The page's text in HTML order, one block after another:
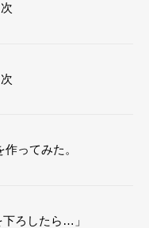
ってみた。
ろしたら…」